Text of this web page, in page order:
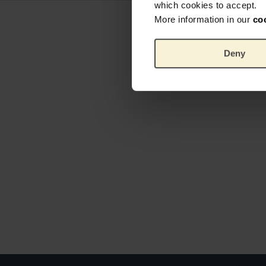
which cookies to accept.
More information in our
Deny